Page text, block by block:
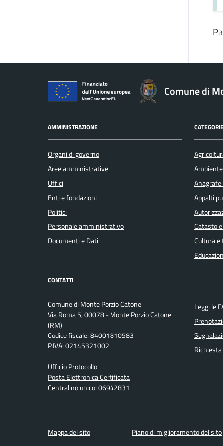
Comune di
AMMINISTRAZIONE
Organi di governo
Aree amministrative
Uffici
Enti e fondazioni
Politici
Personale amministrativo
Documenti e Dati
Ambiente
Appalti
Catasto
Cultura e
CONTATTI
Comune di Monte Porzio Catone
Via Roma 5, 00078 - Monte Porzio Catone
(RM)
Codice fiscale: 84001810583
P.IVA: 02145321002
Ufficio Protocollo
Posta Elettronica Certificata
Centralino unico: 06942831
Leggi le
Mappa del sito Piano di miglioramento del sito